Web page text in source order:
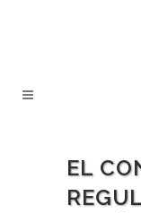
EL